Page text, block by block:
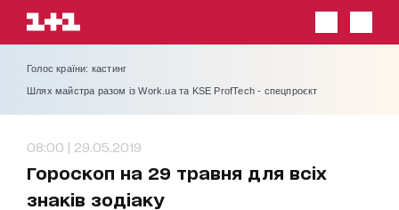
Голос країни: кастинг
Шлях майстра разом із Work.ua та KSE ProfTech - спецпроєкт
08:00 | 29.05.2019
Гороскоп на 29 травня для всіх
знаків зодіаку